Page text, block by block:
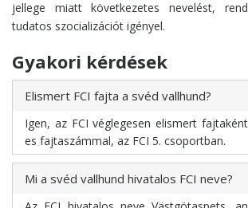
jellege miatt következetes nevelést,
tudatos szocializációt igényel.
Gyakori kérdések
Elismert FCI fajta a svéd vallhund?
Igen, az FCI véglegesen elismert
es fajtaszámmal, az FCI 5. csoportban.
Mi a svéd vallhund hivatalos FCI neve?